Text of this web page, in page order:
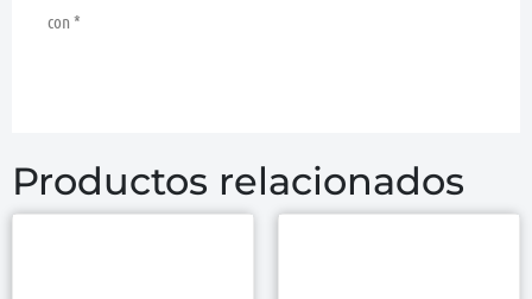
con *
Productos relacionados